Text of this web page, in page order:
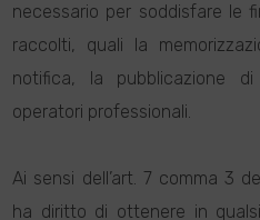
necessario per soddisfare le
raccolti, quali la
notifica, la pubblicazione
operatori professionali.
Ai sensi dell’art. 7 comma 3
ha diritto di ottenere in